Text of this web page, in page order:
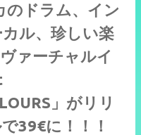
ドラム、イン
ル、珍しい楽
ァーチャルイ
」がリリ
39€に！！！